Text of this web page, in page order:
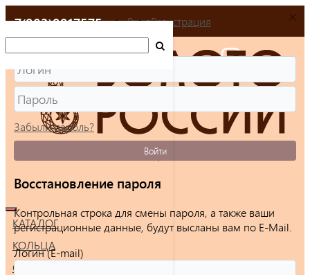
+7(903)9917575
КАТАЛОГ
КОЛЬЦА
СЕРЬГИ
ВходРегистрация
Забыли пароль?
Войти
Восстановление пароля
Контрольная строка для смены пароля, а также ваши
регистрационные данные, будут высланы вам по E-Mail.
Логин (E-mail)